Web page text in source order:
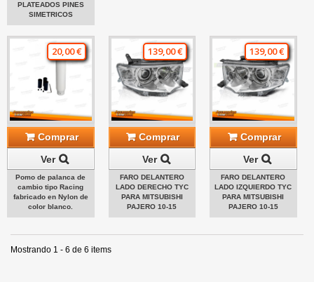
PLATEADOS PINES
SIMETRICOS
20,00 €
Comprar
Ver
Pomo de palanca de
cambio tipo Racing
fabricado en Nylon de
color blanco.
139,00 €
Comprar
Ver
FARO DELANTERO
LADO DERECHO TYC
PARA MITSUBISHI
PAJERO 10-15
139,00 €
Comprar
Ver
FARO DELANTERO
LADO IZQUIERDO TYC
PARA MITSUBISHI
PAJERO 10-15
Mostrando 1 - 6 de 6 items